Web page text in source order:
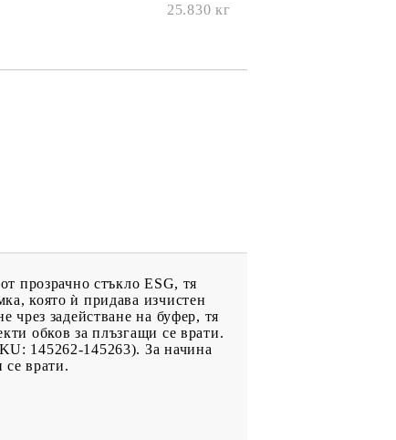
25.830 кг
прозрачно стъкло ESG, тя
която ѝ придава изчистен
чрез задействане на буфер, тя
обков за плъзгащи се врати.
145262-145263). За начина
се врати.